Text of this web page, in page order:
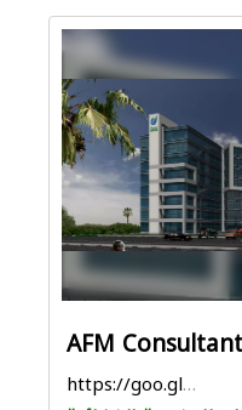
AFM
https://goo.gl/maps/HGUQPDRuBpCjNfnHA